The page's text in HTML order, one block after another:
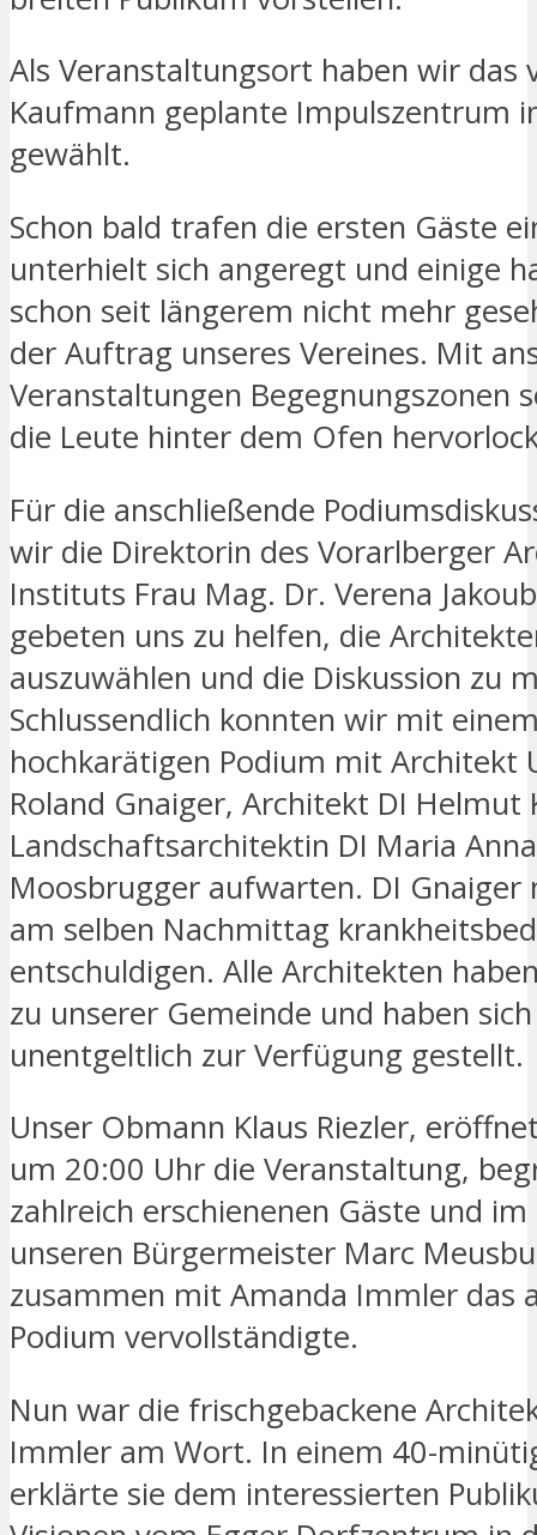
Als Veranstaltungsort haben wir das
Kaufmann geplante Impulszentrum
gewählt.
Schon bald trafen die ersten Gäste
unterhielt sich angeregt und einige
schon seit längerem nicht mehr
der Auftrag unseres Vereines. Mit
Veranstaltungen Begegnungszonen
die Leute hinter dem Ofen
Für die anschließende
wir die Direktorin des Vorarlberger
Instituts Frau Mag. Dr. Verena
gebeten uns zu helfen, die
auszuwählen und die Diskussion zu
Schlussendlich konnten wir mit
hochkarätigen Podium mit Architekt
Roland Gnaiger, Architekt DI Helmut
Landschaftsarchitektin DI Maria
Moosbrugger aufwarten. DI Gnaiger
am selben Nachmittag
entschuldigen. Alle Architekten
zu unserer Gemeinde und haben
unentgeltlich zur Verfügung gestellt.
Unser Obmann Klaus Riezler,
um 20:00 Uhr die Veranstaltung,
zahlreich erschienenen Gäste und
unseren Bürgermeister Marc
zusammen mit Amanda Immler das
Podium vervollständigte.
Nun war die frischgebackene
Immler am Wort. In einem 40-
erklärte sie dem interessierten